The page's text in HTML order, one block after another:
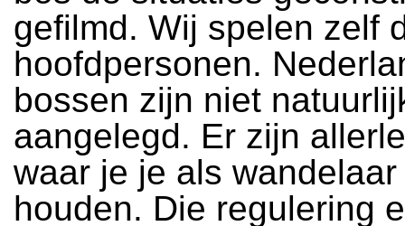
gefilmd. Wij spelen zelf
hoofdpersonen.
bossen zijn niet
aangelegd. Er zijn
waar je je als
houden. Die regulering